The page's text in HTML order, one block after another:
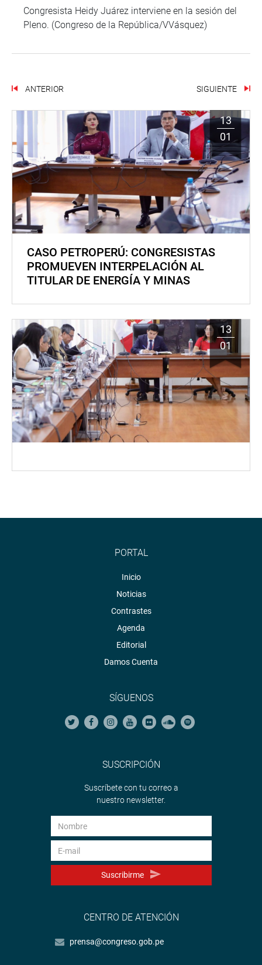
Congresista Heidy Juárez interviene en la sesión del
Pleno. (Congreso de la República/VVásquez)
ANTERIOR SIGUIENTE
13
01
CASO PETROPERÚ: CONGRESISTAS
PROMUEVEN INTERPELACIÓN AL
TITULAR DE ENERGÍA Y MINAS
13
01
PORTAL
Inicio
Noticias
Contrastes
Agenda
Editorial
Damos Cuenta
SÍGUENOS
SUSCRIPCIÓN
Suscríbete con tu correo a
nuestro newsletter.
Suscribirme
CENTRO DE ATENCIÓN
prensa@congreso.gob.pe